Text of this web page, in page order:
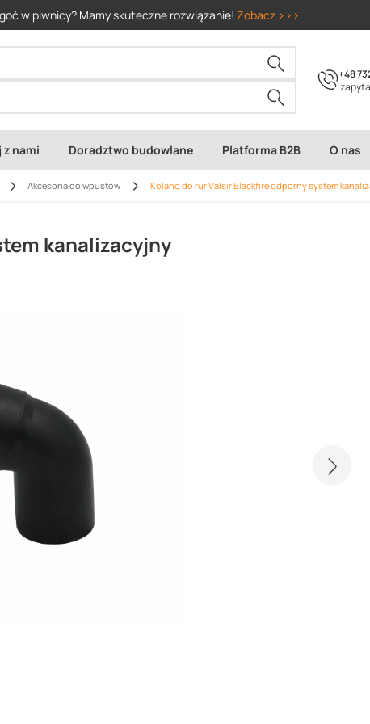
w piwnicy? Mamy skuteczne rozwiązanie! Zobacz >>>
+48
z nami Doradztwo budowlane Platforma B2B O nas
Akcesoria do wpustów Kolano do rur Valsir Blackfire odporny system
kanalizacyjny